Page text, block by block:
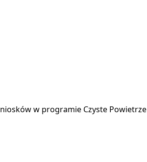
w programie Czyste Powietrze